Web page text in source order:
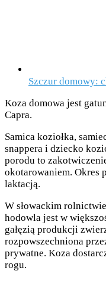
Szczur domowy:
Koza domowa jest
Capra.
Samica koziołka,
snappera i dziecko
porodu to
okotarowaniem. Okres
laktacją.
W słowackim
hodowla jest w
gałęzią produkcji
rozpowszechniona
prywatne. Koza
rogu.